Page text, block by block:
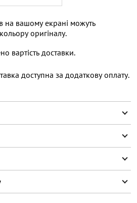
на вашому екрані можуть
оригіналу.
вартість доставки.
доступна за додаткову оплату.